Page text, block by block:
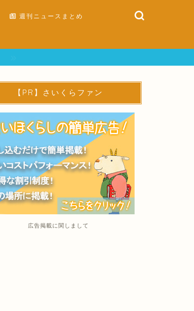
週刊ニュースまとめ
【PR】さいくらファン
広告掲載に関しまして